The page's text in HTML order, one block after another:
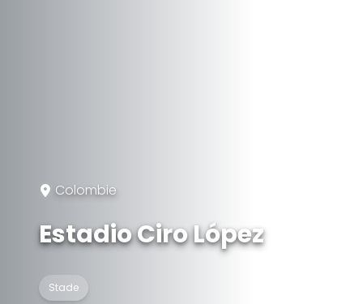
Colombie
Estadio Ciro López
Stade